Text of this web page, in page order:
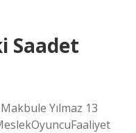
Saadet
Yılmaz 13